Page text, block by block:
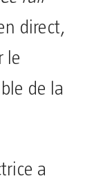
direct,
le
de la
a